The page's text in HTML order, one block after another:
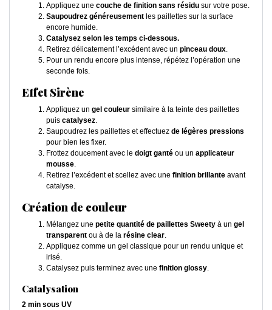
Appliquez une couche de finition sans résidu sur votre pose.
Saupoudrez généreusement les paillettes sur la surface
encore humide.
Catalysez selon les temps ci-dessous.
Retirez délicatement l’excédent avec un pinceau doux.
Pour un rendu encore plus intense, répétez l’opération une
seconde fois.
Effet Sirène
Appliquez un gel couleur similaire à la teinte des paillettes
puis catalysez.
Saupoudrez les paillettes et effectuez de légères pressions
pour bien les fixer.
Frottez doucement avec le doigt ganté ou un applicateur
mousse.
Retirez l’excédent et scellez avec une finition brillante avant
catalyse.
Création de couleur
Mélangez une petite quantité de paillettes Sweety à un gel
transparent ou à de la résine clear.
Appliquez comme un gel classique pour un rendu unique et
irisé.
Catalysez puis terminez avec une finition glossy.
Catalysation
2 min sous UV